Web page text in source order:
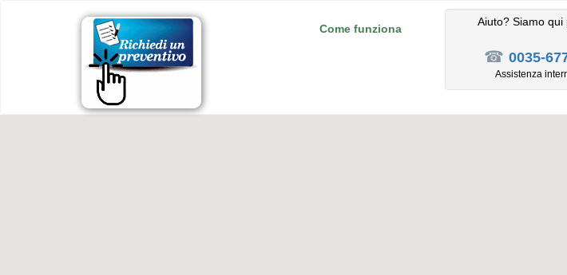
Come funziona
Aiuto? Siamo qui
☎ 0035-
Assistenza